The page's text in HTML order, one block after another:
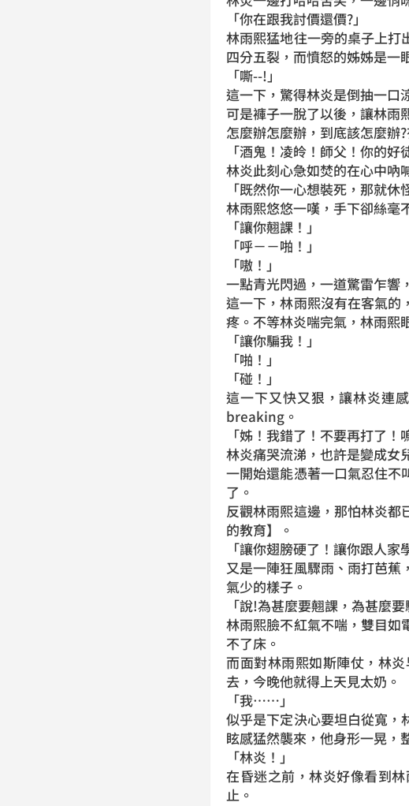
「你在跟我討價還價?」
林雨熙猛地往一旁的桌子上
四分五裂，而憤怒的姊姊是一
「嘶--!」
這一下，驚得林炎是倒抽一口
可是褲子一脫了以後，讓林雨
怎麼辦怎麼辦，到底該怎麼辦
「酒鬼！凌皊！師父！你的
林炎此刻心急如焚的在心中吶
「既然你一心想裝死，那就休
林雨熙悠悠一嘆，手下卻絲毫
「讓你翹課！」
「呼－－啪！」
「嗷！」
一點青光閃過，一道驚雷乍響
這一下，林雨熙沒有在客氣的
疼。不等林炎喘完氣，林雨熙
「讓你騙我！」
「啪！」
「碰！」
這一下又快又狠，讓林炎連
breaking。
「姊！我錯了！不要再打了！
林炎痛哭流涕，也許是變成女
一開始還能憑著一口氣忍住
了。
反觀林雨熙這邊，那怕林炎
的教育】。
「讓你翅膀硬了！讓你跟人
又是一陣狂風驟雨、雨打芭
氣少的樣子。
「說!為甚麼要翹課，為甚麼要
林雨熙臉不紅氣不喘，雙目如
不了床。
而面對林雨熙如斯陣仗，林
去，今晚他就得上天見太奶。
「我……」
似乎是下定決心要坦白從寬，
眩感猛然襲來，他身形一晃，
「林炎！」
在昏迷之前，林炎好像看到
止。